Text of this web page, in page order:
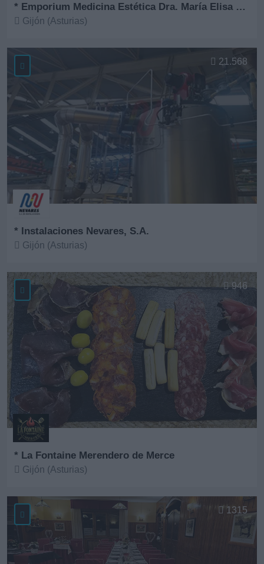
* Emporium Medicina Estética Dra. María Elisa Fernández
Gijón (Asturias)
* Instalaciones Nevares, S.A.
Gijón (Asturias)
21.568
* La Fontaine Merendero de Merce
Gijón (Asturias)
946
1315